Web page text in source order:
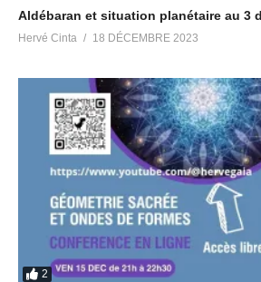
Aldébaran et situation planétaire au 3
Hervé Cinta 18 DÉCEMBRE 2023
2